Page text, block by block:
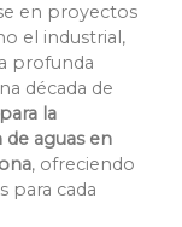
en proyectos
el industrial,
profunda
década de
la
de aguas en
, ofreciendo
para cada